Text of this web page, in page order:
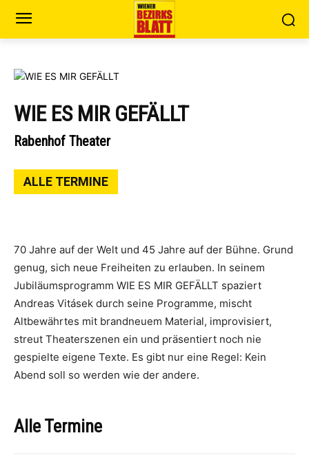
WIE ES MIR GEFÄLLT
Rabenhof Theater
ALLE TERMINE
70 Jahre auf der Welt und 45 Jahre auf der Bühne. Grund
genug, sich neue Freiheiten zu erlauben. In seinem
Jubiläumsprogramm WIE ES MIR GEFÄLLT spaziert
Andreas Vitásek durch seine Programme, mischt
Altbewährtes mit brandneuem Material, improvisiert,
streut Theaterszenen ein und präsentiert noch nie
gespielte eigene Texte. Es gibt nur eine Regel: Kein
Abend soll so werden wie der andere.
Alle Termine